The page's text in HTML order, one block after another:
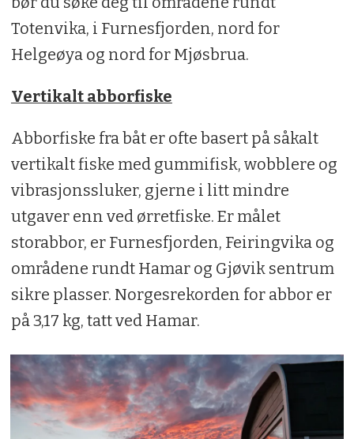
Totenvika, i Furnesfjorden, nord for
Helgeøya og nord for Mjøsbrua.
Vertikalt abborfiske
Abborfiske fra båt er ofte basert på såkalt
vertikalt fiske med gummifisk, wobblere og
vibrasjonssluker, gjerne i litt mindre
utgaver enn ved ørretfiske. Er målet
storabbor, er Furnesfjorden, Feiringvika og
områdene rundt Hamar og Gjøvik sentrum
sikre plasser. Norgesrekorden for abbor er
på 3,17 kg, tatt ved Hamar.